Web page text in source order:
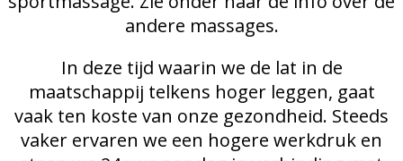
andere massages.
In deze tijd waarin we de lat in de
maatschappij telkens hoger leggen, gaat
vaak ten koste van onze gezondheid. Steeds
vaker ervaren we een hogere werkdruk en